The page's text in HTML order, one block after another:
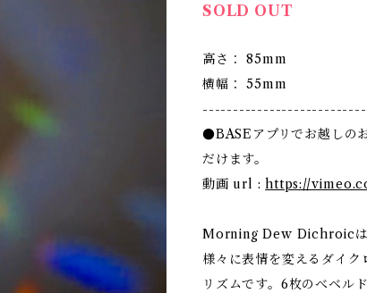
SOLD OUT
高さ： 85mm
横幅： 55mm
●BASEアプリでお越しの
だけます。
動画 url :https://
Morning Dew Dichroicは
様々に表情を変えるダイ
リズムです。6枚のべベル